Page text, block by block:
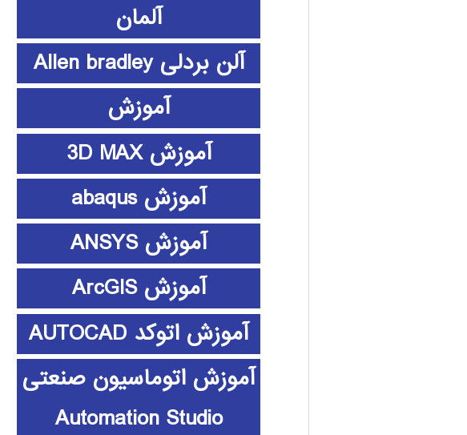
آلمان
آلن بردلی Allen bradley
آموزش
آموزش 3D MAX
آموزش abaqus
آموزش ANSYS
آموزش ArcGIS
آموزش اتوکد AUTOCAD
آموزش اتوماسیون صنعتی
Automation Studio